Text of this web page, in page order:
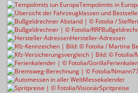
Tempolimits in
Hersteller-Adressen
Messekalender
Spritpreise